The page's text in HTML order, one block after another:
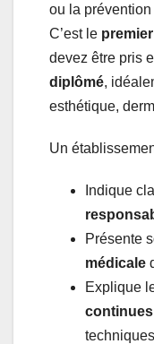
ou la
C’est le
devez être pris
diplômé,
esthétique,
Un
Indique
Présente
médicale
Explique
continues